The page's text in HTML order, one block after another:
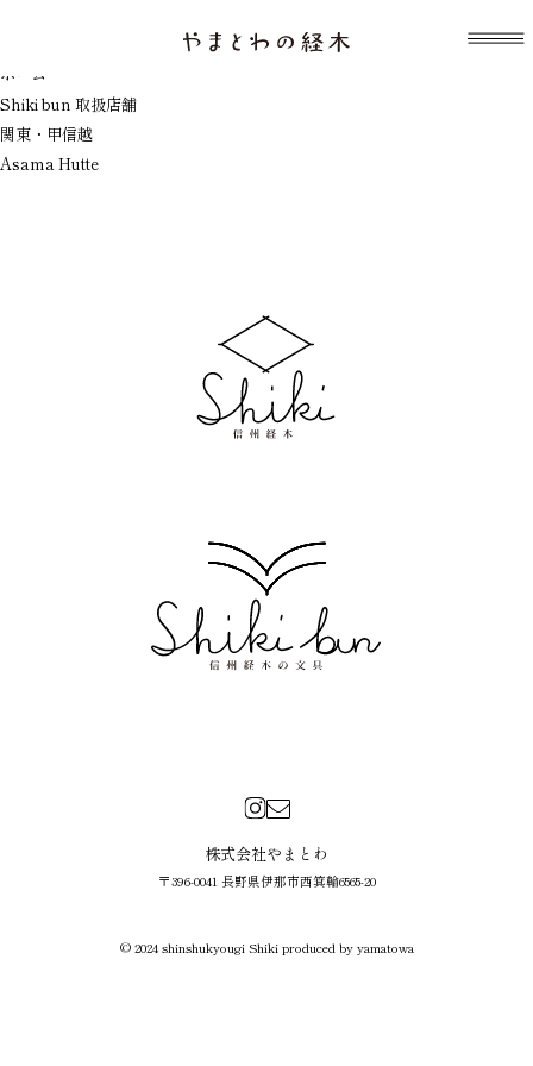
ホーム
Shiki bun 取扱店舗
関東・甲信越
Asama Hutte
株式会社やまとわ
〒396-0041 長野県伊那市西箕輪6565-20
© 2024 shinshukyougi Shiki produced by yamatowa